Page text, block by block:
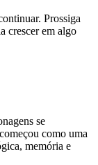
Prossiga
crescer em algo
se
como uma
memória e